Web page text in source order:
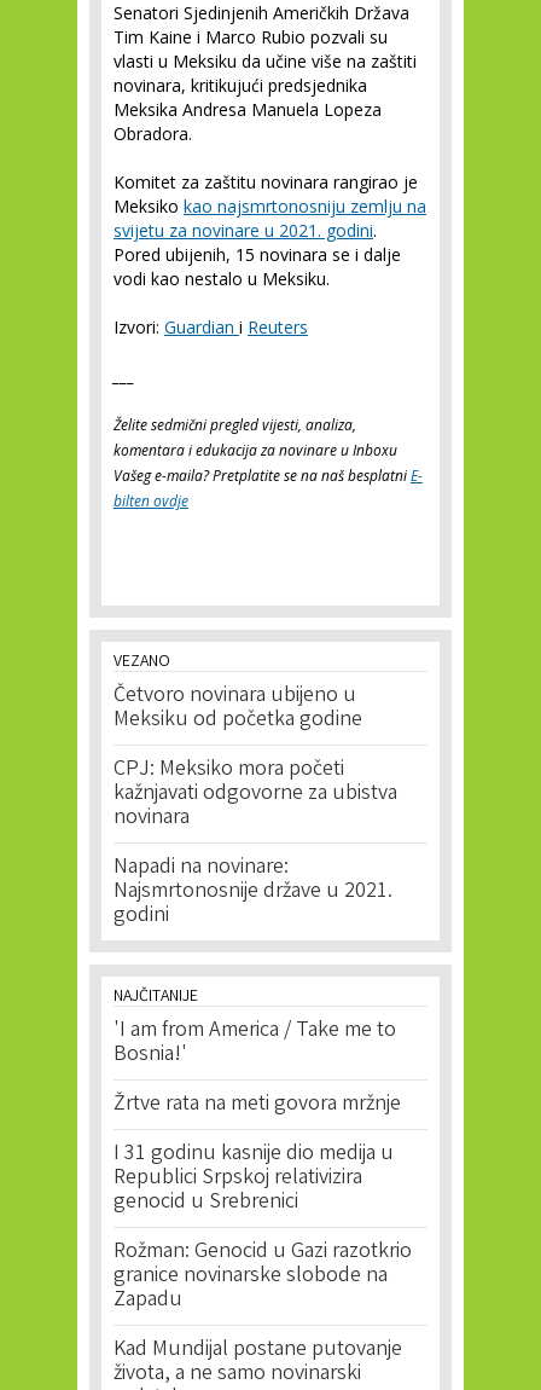
Senatori Sjedinjenih Američkih Država
Tim Kaine i Marco Rubio pozvali su
vlasti u Meksiku da učine više na zaštiti
novinara, kritikujući predsjednika
Meksika Andresa Manuela Lopeza
Obradora.
Komitet za zaštitu novinara rangirao je
Meksiko kao najsmrtonosniju zemlju na
svijetu za novinare u 2021. godini.
Pored ubijenih, 15 novinara se i dalje
vodi kao nestalo u Meksiku.
Izvori: Guardian i Reuters
Želite sedmični pregled vijesti, analiza,
komentara i edukacija za novinare u Inboxu
Vašeg e-maila? Pretplatite se na naš besplatniE-
bilten ovdje
VEZANO
Četvoro novinara ubijeno u
Meksiku od početka godine
CPJ: Meksiko mora početi
kažnjavati odgovorne za ubistva
novinara
Napadi na novinare:
Najsmrtonosnije države u 2021.
godini
NAJČITANIJE
'I am from America / Take me to
Bosnia!'
Žrtve rata na meti govora mržnje
I 31 godinu kasnije dio medija u
Republici Srpskoj relativizira
genocid u Srebrenici
Rožman: Genocid u Gazi razotkrio
granice novinarske slobode na
Zapadu
Kad Mundijal postane putovanje
života, a ne samo novinarski